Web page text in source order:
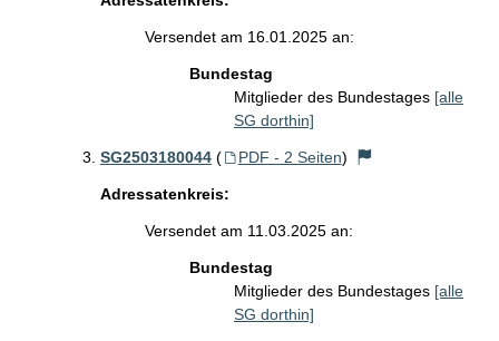
Versendet am 16.01.2025 an:
Bundestag
Mitglieder des Bundestages [alle
SG dorthin]
SG2503180044 ( PDF - 2 Seiten)
Adressatenkreis:
Versendet am 11.03.2025 an:
Bundestag
Mitglieder des Bundestages [alle
SG dorthin]